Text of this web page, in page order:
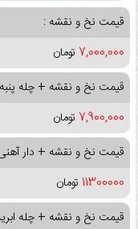
قیمت نخ و نقشه :
7,000,000 تومان
قیمت نخ و نقشه + چله
7,900,000 تومان
قیمت نخ و نقشه + دار
11300000 تومان
قیمت نخ و نقشه + چله